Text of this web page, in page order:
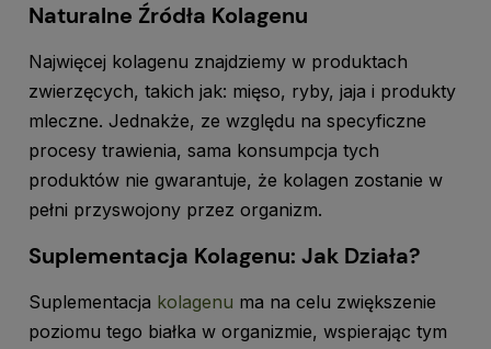
Naturalne Źródła Kolagenu
Najwięcej kolagenu znajdziemy w produktach
zwierzęcych, takich jak: mięso, ryby, jaja i produkty
mleczne. Jednakże, ze względu na specyficzne
procesy trawienia, sama konsumpcja tych
produktów nie gwarantuje, że kolagen zostanie w
pełni przyswojony przez organizm.
Suplementacja Kolagenu: Jak Działa?
Suplementacja kolagenu ma na celu zwiększenie
poziomu tego białka w organizmie, wspierając tym